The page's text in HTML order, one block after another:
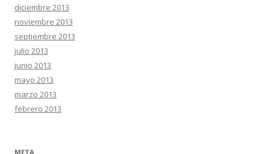
diciembre 2013
noviembre 2013
septiembre 2013
julio 2013
junio 2013
mayo 2013
marzo 2013
febrero 2013
META